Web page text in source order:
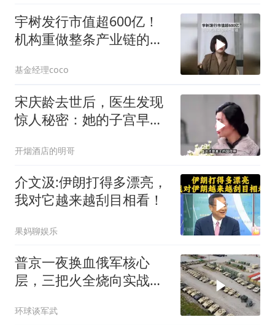
宇树发行市值超600亿！
机构重做整条产业链的尺
基金经理coco
宋庆龄去世后，医生发现
惊人秘密：她的子宫早就
开烟酒店的明哥
介文汲:伊朗打得多漂亮，
我对它越来越刮目相看！
果妈聊娱乐
普京一夜换血俄军核心
层，三把火全烧向实战
提拔
环球谈军武